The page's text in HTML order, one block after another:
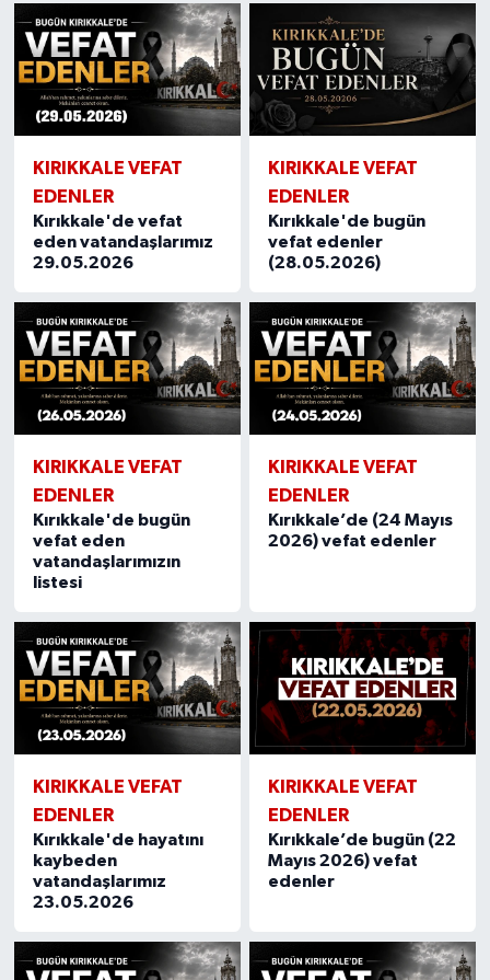
KIRIKKALE VEFAT
EDENLER
Kırıkkale'de vefat
eden vatandaşlarımız
29.05.2026
KIRIKKALE VEFAT
EDENLER
Kırıkkale'de bugün
vefat edenler
(28.05.2026)
KIRIKKALE VEFAT
EDENLER
Kırıkkale'de bugün
vefat eden
vatandaşlarımızın
listesi
KIRIKKALE VEFAT
EDENLER
Kırıkkale’de (24 Mayıs
2026) vefat edenler
KIRIKKALE VEFAT
EDENLER
Kırıkkale'de hayatını
kaybeden
vatandaşlarımız
23.05.2026
KIRIKKALE VEFAT
EDENLER
Kırıkkale’de bugün (22
Mayıs 2026) vefat
edenler